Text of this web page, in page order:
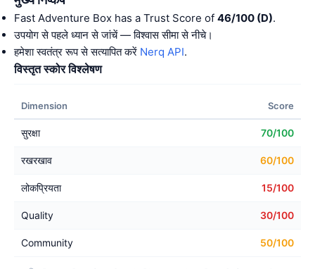
Fast Adventure Box has a Trust Score of 46/100 (D).
उपयोग से पहले ध्यान से जांचें — विश्वास सीमा से नीचे।
हमेशा स्वतंत्र रूप से सत्यापित करें Nerq API.
विस्तृत स्कोर विश्लेषण
Dimension Score
सुरक्षा 70/100
रखरखाव 60/100
लोकप्रियता 15/100
Quality 30/100
Community 50/100